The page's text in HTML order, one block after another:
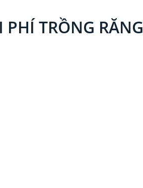
TRỒNG RĂNG